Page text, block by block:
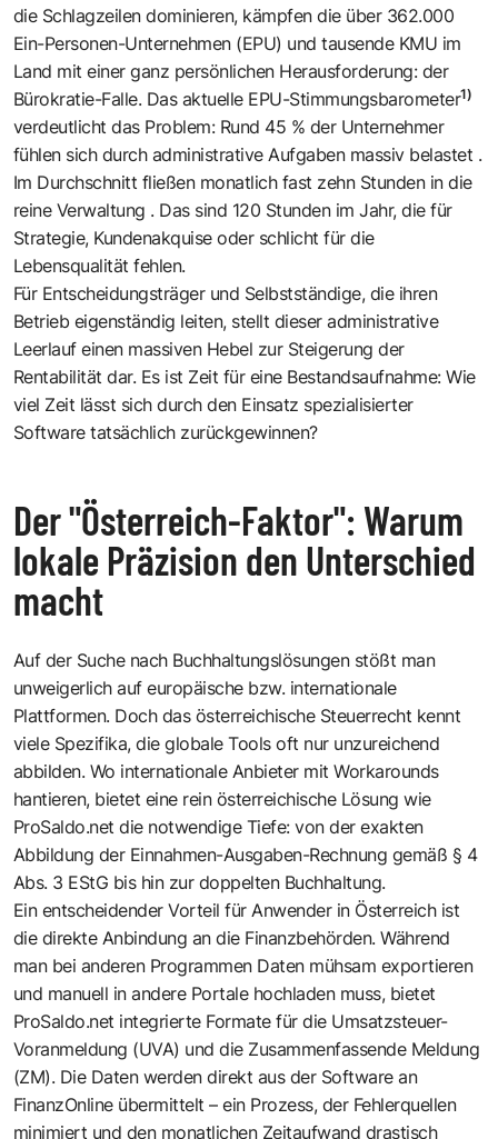
die Schlagzeilen dominieren, kämpfen die über 362.000
Ein-Personen-Unternehmen (EPU) und tausende KMU im
Land mit einer ganz persönlichen Herausforderung: der
Bürokratie-Falle. Das aktuelle EPU-Stimmungsbarometer1)
verdeutlicht das Problem: Rund 45 % der Unternehmer
fühlen sich durch administrative Aufgaben massiv belastet .
Im Durchschnitt fließen monatlich fast zehn Stunden in die
reine Verwaltung . Das sind 120 Stunden im Jahr, die für
Strategie, Kundenakquise oder schlicht für die
Lebensqualität fehlen.
Für Entscheidungsträger und Selbstständige, die ihren
Betrieb eigenständig leiten, stellt dieser administrative
Leerlauf einen massiven Hebel zur Steigerung der
Rentabilität dar. Es ist Zeit für eine Bestandsaufnahme: Wie
viel Zeit lässt sich durch den Einsatz spezialisierter
Software tatsächlich zurückgewinnen?
Der "Österreich-Faktor": Warum
lokale Präzision den Unterschied
macht
Auf der Suche nach Buchhaltungslösungen stößt man
unweigerlich auf europäische bzw. internationale
Plattformen. Doch das österreichische Steuerrecht kennt
viele Spezifika, die globale Tools oft nur unzureichend
abbilden. Wo internationale Anbieter mit Workarounds
hantieren, bietet eine rein österreichische Lösung wie
ProSaldo.net die notwendige Tiefe: von der exakten
Abbildung der Einnahmen-Ausgaben-Rechnung gemäß § 4
Abs. 3 EStG bis hin zur doppelten Buchhaltung.
Ein entscheidender Vorteil für Anwender in Österreich ist
die direkte Anbindung an die Finanzbehörden. Während
man bei anderen Programmen Daten mühsam exportieren
und manuell in andere Portale hochladen muss, bietet
ProSaldo.net integrierte Formate für die Umsatzsteuer-
Voranmeldung (UVA) und die Zusammenfassende Meldung
(ZM). Die Daten werden direkt aus der Software an
FinanzOnline übermittelt – ein Prozess, der Fehlerquellen
minimiert und den monatlichen Zeitaufwand drastisch